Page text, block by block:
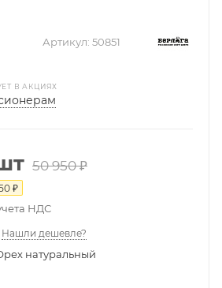
Артикул: 50851
В АКЦИЯХ
50 950₽
₽
НДС
Нашли дешевле?
натуральный